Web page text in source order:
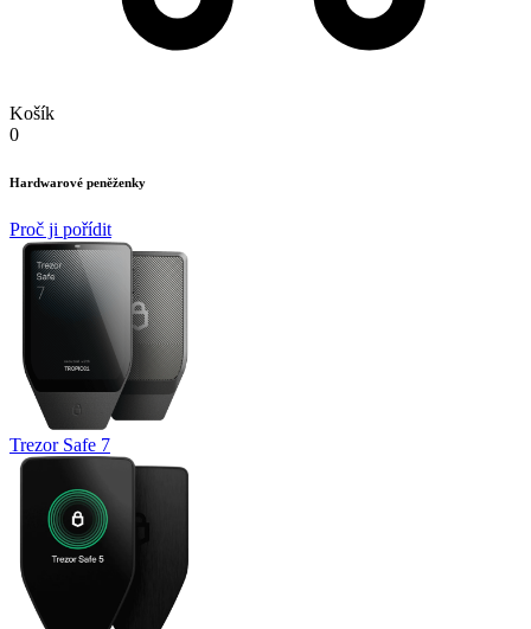
Košík
0
Hardwarové peněženky
Proč ji pořídit
Trezor Safe 7